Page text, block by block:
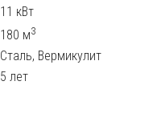
11 кВт
180 м3
Сталь, Вермикулит
5 лет